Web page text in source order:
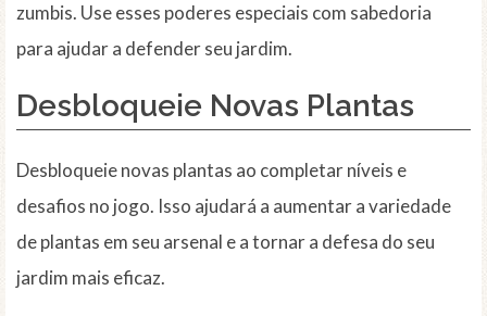
zumbis. Use esses poderes especiais com sabedoria
para ajudar a defender seu jardim.
Desbloqueie Novas Plantas
Desbloqueie novas plantas ao completar níveis e
desafios no jogo. Isso ajudará a aumentar a variedade
de plantas em seu arsenal e a tornar a defesa do seu
jardim mais eficaz.